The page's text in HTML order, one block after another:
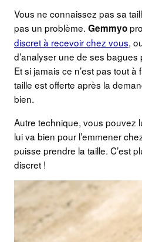
Vous ne connaissez pas sa
pas un problème. Gemmyo
discret à recevoir chez vous,
d’analyser une de ses
Et si jamais ce n’est pas tout à
taille est offerte après la
bien.
Autre technique, vous pouvez
lui va bien pour l’emmener
puisse prendre la taille. C’est
discret !